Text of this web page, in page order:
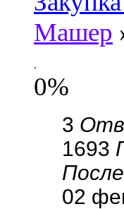
Машер
.
0%
3
1693
02